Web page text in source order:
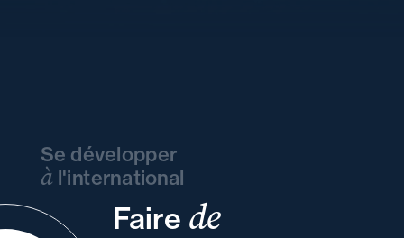
Se développer
à l'international
Faire de